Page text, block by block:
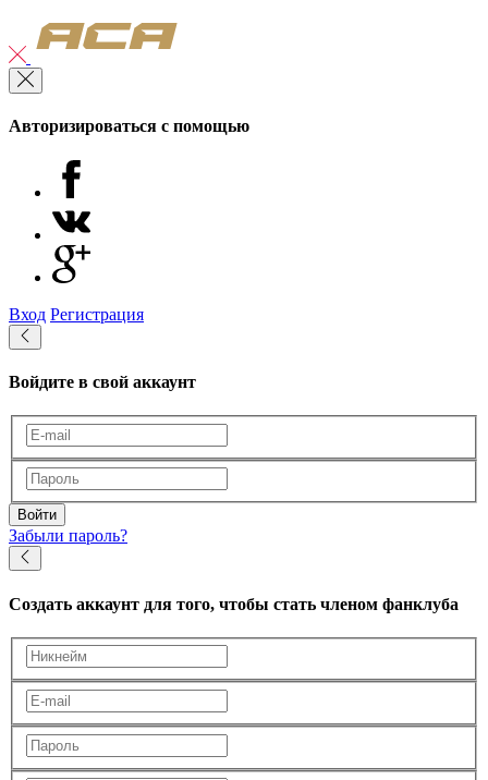
Авторизироваться с помощью
Вход Регистрация
Войдите в свой аккаунт
Войти
Забыли пароль?
Создать аккаунт для того, чтобы стать членом фанклуба